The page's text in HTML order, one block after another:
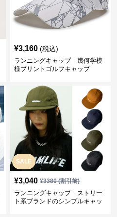
¥3,160 (税込)
ランニングキャップ 幾何学模
様プリントゴルフキャップ
SALE
¥3,040 ¥3380(割引前)
ランニングキャップ ストリー
ト系ブランドのシンプルキャッ